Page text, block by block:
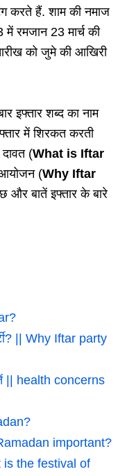
करते हैं. शाम की नमाज
रमजान 23 मार्च की
को जुमे की आखिरी
इफ्तार शब्द का नाम
में शिरकत करती
(What is Iftar
आयोजन (Why Iftar
और बातें इफ्तार के बारे
|| Why Iftar party
|| health concerns
important?
is the festival of